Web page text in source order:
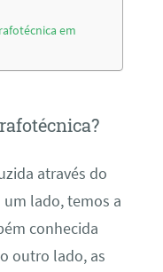
em
através do
lado, temos a
conhecida
outro lado, as